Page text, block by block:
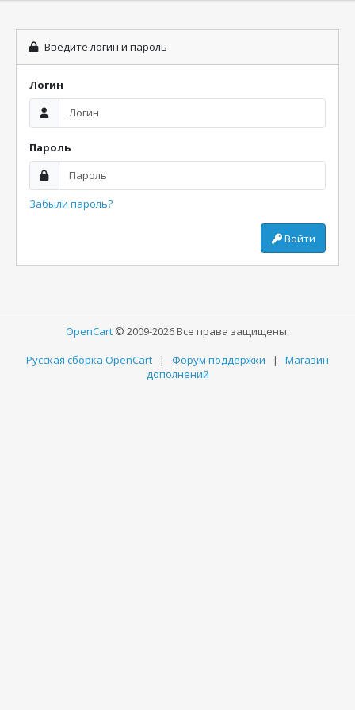
Введите логин и пароль
Логин
Пароль
Забыли пароль?
Войти
OpenCart © 2009-2026 Все права защищены.
Русская сборка OpenCart | Форум поддержки | Магазин
дополнений